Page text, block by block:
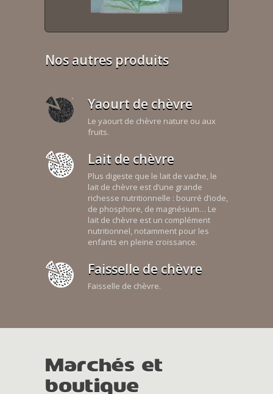
Nos autres produits
Yaourt de chèvre
Le yaourt de chèvre nature ou aux
fruits.
Lait de chèvre
Plus digeste que le lait de vache, le
lait de chèvre est d’une grande
richesse nutritionnelle : bourré d’iode,
de phosphore, de magnésium… Le
lait de chèvre est un complément
nutritionnel, notamment pour les
enfants en pleine croissance.
Faisselle de chèvre
Faisselle de chèvre.
Marchés et
boutique